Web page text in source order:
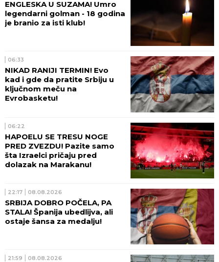
ENGLESKA U SUZAMA! Umro
legendarni golman - 18 godina
je branio za isti klub!
06:33
NIKAD RANIJI TERMIN! Evo
kad i gde da pratite Srbiju u
ključnom meču na
Evrobasketu!
06:22
HAPOELU SE TRESU NOGE
PRED ZVEZDU! Pazite samo
šta Izraelci pričaju pred
dolazak na Marakanu!
22:17 08.08.2026
SRBIJA DOBRO POČELA, PA
STALA! Španija ubedlijva, ali
ostaje šansa za medalju!
21:59 08.08.2026